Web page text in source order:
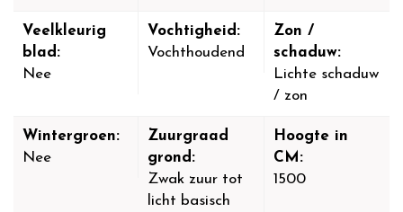
Veelkleurig
blad:
Nee
Vochtigheid:
Vochthoudend
Zon /
schaduw:
Lichte schaduw
/ zon
Wintergroen:
Nee
Zuurgraad
grond:
Zwak zuur tot
licht basisch
Hoogte in
CM:
1500